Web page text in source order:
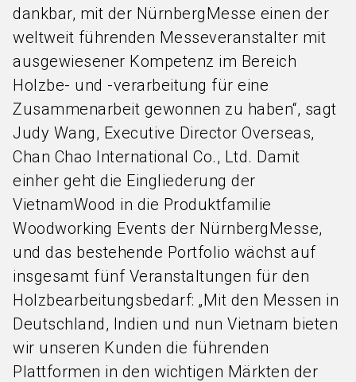
dankbar, mit der NürnbergMesse einen der
weltweit führenden Messeveranstalter mit
ausgewiesener Kompetenz im Bereich
Holzbe- und -verarbeitung für eine
Zusammenarbeit gewonnen zu haben“, sagt
Judy Wang, Executive Director Overseas,
Chan Chao International Co., Ltd. Damit
einher geht die Eingliederung der
VietnamWood in die Produktfamilie
Woodworking Events der NürnbergMesse,
und das bestehende Portfolio wächst auf
insgesamt fünf Veranstaltungen für den
Holzbearbeitungsbedarf: „Mit den Messen in
Deutschland, Indien und nun Vietnam bieten
wir unseren Kunden die führenden
Plattformen in den wichtigen Märkten der